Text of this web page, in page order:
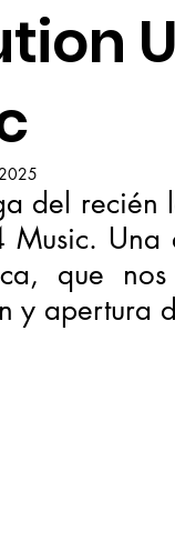
del recién
Music.
que
y apertura